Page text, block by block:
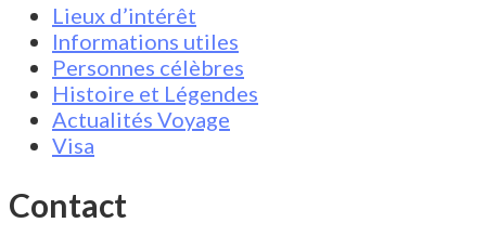
Lieux d’intérêt
Informations utiles
Personnes célèbres
Histoire et Légendes
Actualités Voyage
Visa
Contact